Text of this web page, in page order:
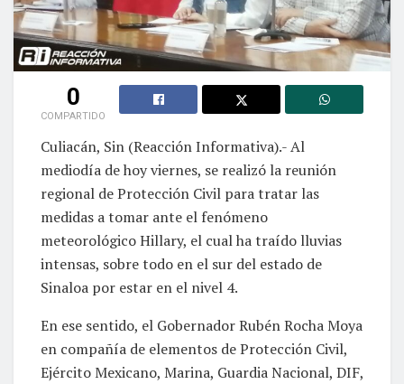
0
COMPARTIDO
Culiacán, Sin (Reacción Informativa).- Al
mediodía de hoy viernes, se realizó la reunión
regional de Protección Civil para tratar las
medidas a tomar ante el fenómeno
meteorológico Hillary, el cual ha traído lluvias
intensas, sobre todo en el sur del estado de
Sinaloa por estar en el nivel 4.
En ese sentido, el Gobernador Rubén Rocha Moya
en compañía de elementos de Protección Civil,
Ejército Mexicano, Marina, Guardia Nacional, DIF,